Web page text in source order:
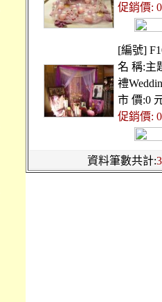
促銷價:
[編號]
名 稱:主
禮
市 價:0
促銷價:
資料筆數共計: